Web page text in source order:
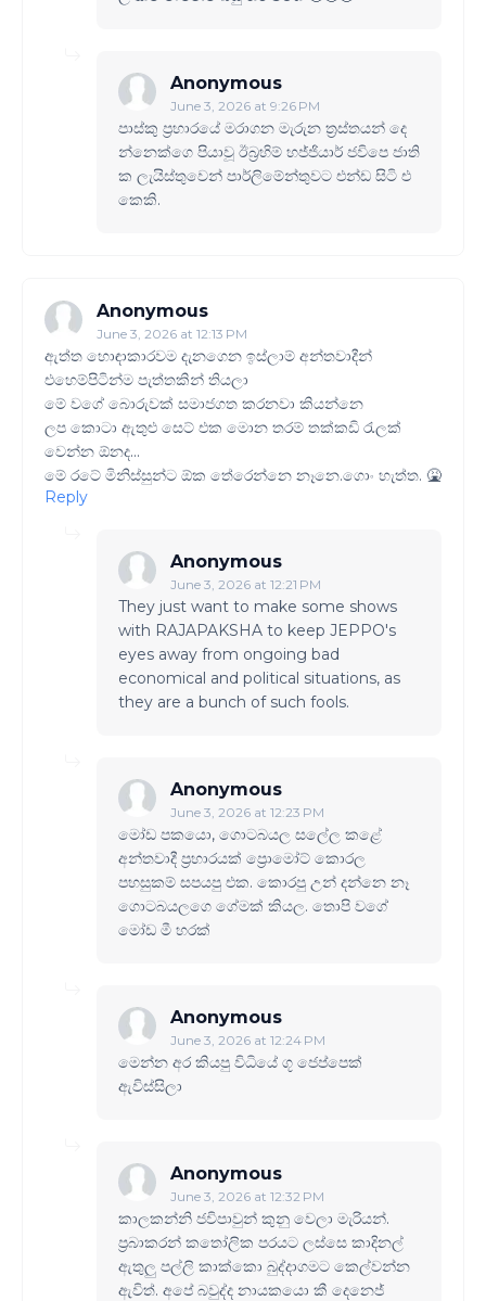
Anonymous
June 3, 2026 at 9:26 PM
පාස්කු ප්‍රහාරයේ මරාගන මැරුන ත්‍රස්තයන් දෙ
න්නෙක්ගෙ පියාවූ ඊබ්‍රහිම් හජ්ජියාර් ජවිපෙ ජාති
ක ලැයිස්තුවෙන් පාර්ලිමේන්තුවට එන්ඩ සිටි එ
කෙකි.
Anonymous
June 3, 2026 at 12:13 PM
ඇත්ත හොඳාකාරවම දැනගෙන ඉස්ලාම් අන්තවාදීන්
එහෙම්පිටින්ම පැත්තකින් තියලා
මේ වගේ බොරුවක් සමාජගත කරනවා කියන්නෙ
ලප කොටා ඇතුළු සෙට් එක මොන තරම් තක්කඩි රැලක්
වෙන්න ඕනද...
මේ රටේ මිනිස්සුන්ට ඕක තේරෙන්නෙ නෑනෙ.ගොං හැත්ත. 🤮
Reply
Anonymous
June 3, 2026 at 12:21 PM
They just want to make some shows
with RAJAPAKSHA to keep JEPPO's
eyes away from ongoing bad
economical and political situations, as
they are a bunch of such fools.
Anonymous
June 3, 2026 at 12:23 PM
මෝඩ පකයො, ගොටබයල සලේල කළේ
අන්තවාදී ප්‍රහාරයක් ප්‍රොමෝට් කොරල
පහසුකම් සපයපු එක. කොරපු උන් දන්නෙ නෑ
ගොටබයලගෙ ගේමක් කියල. තොපි වගේ
මෝඩ මී හරක්
Anonymous
June 3, 2026 at 12:24 PM
මෙන්න අර කියපු විධියේ ගූ ජෙප්පෙක්
ඇවිස්සිලා
Anonymous
June 3, 2026 at 12:32 PM
කාලකන්නි ජවිපාවුන් කුනු වෙලා මැරියන්.
ප්‍රබාකරන් කතෝලික පරයට ලස්සෙ කාදිනල්
ඇතුලු පල්ලි කාක්කො බුද්දාගමට කෙල්වන්න
ඇවිත්. අපේ බවුද්ද නායකයො කී දෙනෙජ්